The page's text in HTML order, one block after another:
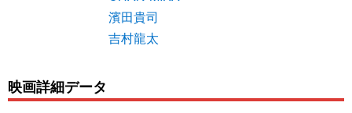
濱田貴司
吉村龍太
映画詳細データ